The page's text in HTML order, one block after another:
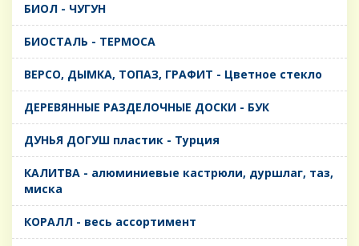
БИОЛ - ЧУГУН
БИОСТАЛЬ - ТЕРМОСА
ВЕРСО, ДЫМКА, ТОПАЗ, ГРАФИТ - Цветное стекло
ДЕРЕВЯННЫЕ РАЗДЕЛОЧНЫЕ ДОСКИ - БУК
ДУНЬЯ ДОГУШ пластик - Турция
КАЛИТВА - алюминиевые кастрюли, дуршлаг, таз,
миска
КОРАЛЛ - весь ассортимент